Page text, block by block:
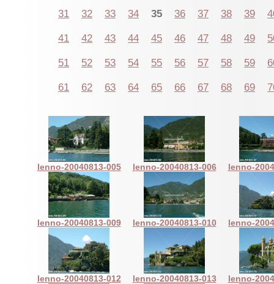
31 32 33 34 35 36 37 38 39
41 42 43 44 45 46 47 48 49
51 52 53 54 55 56 57 58 59
61 62 63 64 65 66 67 68 69
lenno-20040813-005 lenno-20040813-006 lenno-
lenno-20040813-009 lenno-20040813-010 lenno-
lenno-20040813-012 lenno-20040813-013 lenno-